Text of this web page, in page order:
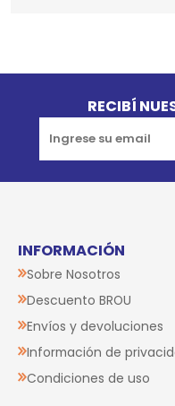
RECIBÍ
INFORMACIÓN
Sobre Nosotros
Descuento BROU
Envíos y devoluciones
Información de
Condiciones de uso